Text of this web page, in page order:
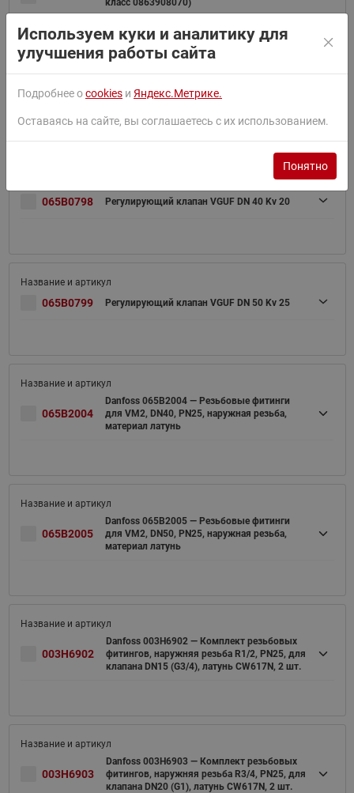
класс 0863908070)
065B0797 Регулирующий клапан VGUF DN 32 Kv 12,5
065B0798 Регулирующий клапан VGUF DN 40 Kv 20
065B0799 Регулирующий клапан VGUF DN 50 Kv 25
065B2004
Danfoss 065B2004 — Резьбовые фитинги
для VM2, DN40, PN25, наружная резьба,
материал латунь
065B2005
Danfoss 065B2005 — Резьбовые фитинги
для VM2, DN50, PN25, наружная резьба,
материал латунь
003H6902
Danfoss 003H6902 — Комплект резьбовых
фитингов, наружняя резьба R1/2, PN25, для
клапана DN15 (G3/4), латунь CW617N, 2 шт.
003H6903
Danfoss 003H6903 — Комплект резьбовых
фитингов, наружняя резьба R3/4, PN25, для
клапана DN20 (G1), латунь CW617N, 2 шт.
Используем куки и аналитику для
улучшения работы сайта
Подробнее оcookies и Яндекс.Метрике.
Оставаясь на сайте, вы соглашаетесь с их использованием.
Понятно